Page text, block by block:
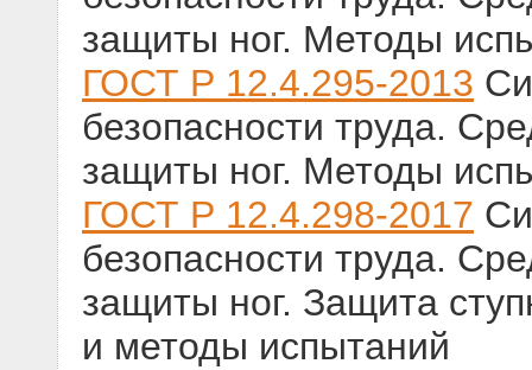
защиты ног. Методы
ГОСТ Р 12.4.295-2013
безопасности труда.
защиты ног. Методы
ГОСТ Р 12.4.298-2017
безопасности труда.
защиты ног. Защита
и методы испытаний